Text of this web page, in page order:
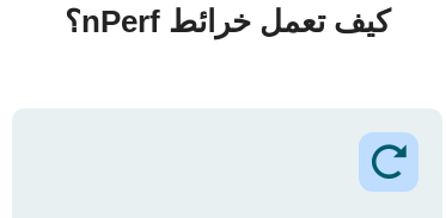
كيف تعمل خرائط nPerf؟